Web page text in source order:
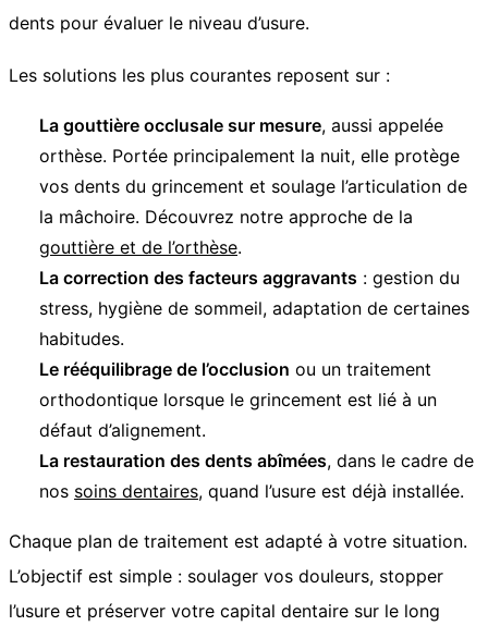
dents pour évaluer le niveau d’usure.
Les solutions les plus courantes reposent sur :
La gouttière occlusale sur mesure, aussi appelée
orthèse. Portée principalement la nuit, elle protège
vos dents du grincement et soulage l’articulation de
la mâchoire. Découvrez notre approche de la
gouttière et de l’orthèse.
La correction des facteurs aggravants : gestion du
stress, hygiène de sommeil, adaptation de certaines
habitudes.
Le rééquilibrage de l’occlusion ou un traitement
orthodontique lorsque le grincement est lié à un
défaut d’alignement.
La restauration des dents abîmées, dans le cadre de
nos soins dentaires, quand l’usure est déjà installée.
Chaque plan de traitement est adapté à votre situation.
L’objectif est simple : soulager vos douleurs, stopper
l’usure et préserver votre capital dentaire sur le long